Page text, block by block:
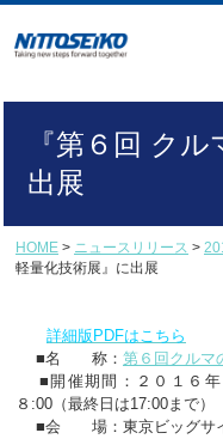
『第６回 ク
出展
HOME > ニュースリリース >
軽量化技術展』に出展
詳細版PDFはこちら
■名 称： 第６回クルマ
■開催期間：２０１６
８:00（最終日は17:00まで）
■会 場：東京ビッグサイ